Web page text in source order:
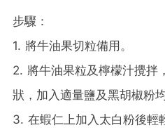
步驟：
1. 將牛油果切粒備用。
2. 將牛油果粒及檸檬汁攪拌
狀，加入適量鹽及黑胡椒粉均
3. 在蝦仁上加入太白粉後輕